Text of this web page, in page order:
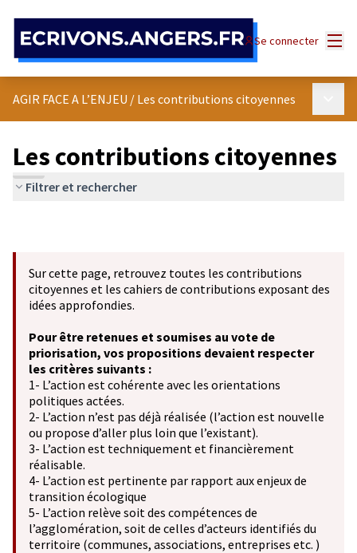
Se connecter
AGIR FACE A L’ENJEU / Les contributions citoyennes
Les contributions citoyennes
Filtrer et rechercher
Sur cette page, retrouvez toutes les contributions
citoyennes et les cahiers de contributions exposant des
idées approfondies.
Pour être retenues et soumises au vote de
priorisation, vos propositions devaient respecter
les critères suivants :
1- L’action est cohérente avec les orientations
politiques actées.
2- L’action n’est pas déjà réalisée (l’action est nouvelle
ou propose d’aller plus loin que l’existant).
3- L’action est techniquement et financièrement
réalisable.
4- L’action est pertinente par rapport aux enjeux de
transition écologique
5- L’action relève soit des compétences de
l’agglomération, soit de celles d’acteurs identifiés du
territoire (communes, associations, entreprises etc. )